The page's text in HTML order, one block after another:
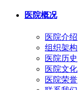
医院概况
医院介绍
组织架构
医院历史
医院文化
医院荣誉